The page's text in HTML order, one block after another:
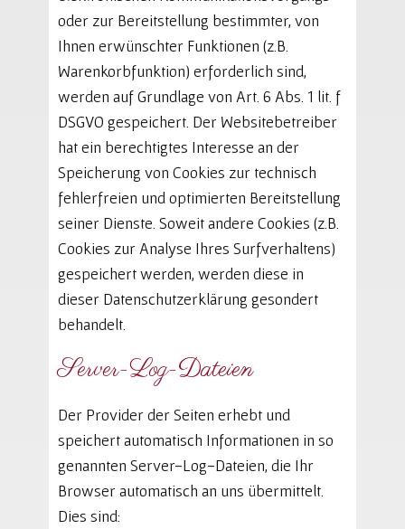
oder zur Bereitstellung bestimmter, von
Ihnen erwünschter Funktionen (z.B.
Warenkorbfunktion) erforderlich sind,
werden auf Grundlage von Art. 6 Abs. 1 lit. f
DSGVO gespeichert. Der Websitebetreiber
hat ein berechtigtes Interesse an der
Speicherung von Cookies zur technisch
fehlerfreien und optimierten Bereitstellung
seiner Dienste. Soweit andere Cookies (z.B.
Cookies zur Analyse Ihres Surfverhaltens)
gespeichert werden, werden diese in
dieser Datenschutzerklärung gesondert
behandelt.
Server-Log-Dateien
Der Provider der Seiten erhebt und
speichert automatisch Informationen in so
genannten Server-Log-Dateien, die Ihr
Browser automatisch an uns übermittelt.
Dies sind: